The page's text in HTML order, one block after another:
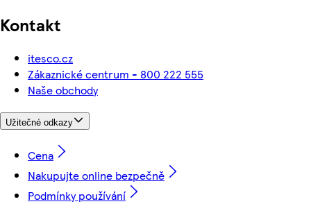
Kontakt
itesco.cz
Zákaznické centrum - 800 222 555
Naše obchody
Užitečné odkazy
Cena
Nakupujte online bezpečně
Podmínky používání